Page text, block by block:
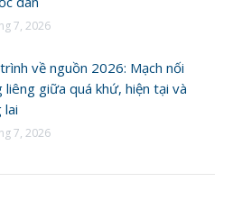
7, 2026
về nguồn 2026: Mạch nối
liêng giữa quá khứ, hiện tại và
lai
7, 2026